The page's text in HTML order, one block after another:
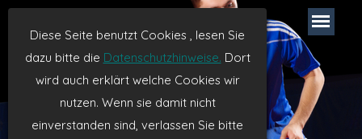
Tischtennis seit 1994
TTVL Weimar
Diese Seite benutzt Cookies , lesen Sie
dazu bitte die Datenschutzhinweise. Dort
wird auch erklärt welche Cookies wir
nutzen. Wenn sie damit nicht
einverstanden sind, verlassen Sie bitte